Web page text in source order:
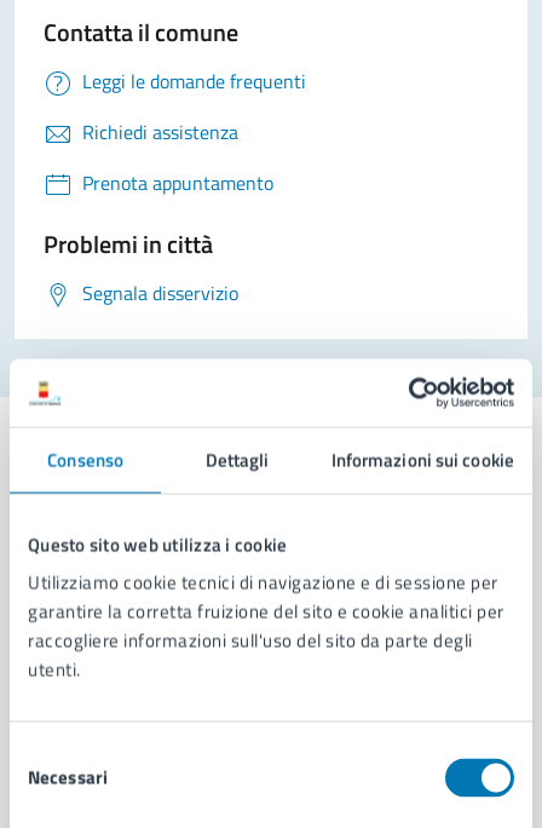
Consenso Dettagli Informazioni sui cookie
Questo sito web utilizza i cookie
Utilizziamo cookie tecnici di navigazione e di sessione per
garantire la corretta fruizione del sito e cookie analitici per
raccogliere informazioni sull'uso del sito da parte degli
utenti.
delNecessari
Contatta il comune
Leggi le domande frequenti
Richiedi assistenza
Prenota appuntamento
Problemi in città
Segnala disservizio
Comune di Napoli
AMMINISTRAZIONE
Aree amministrative
Organi di governo
Politici